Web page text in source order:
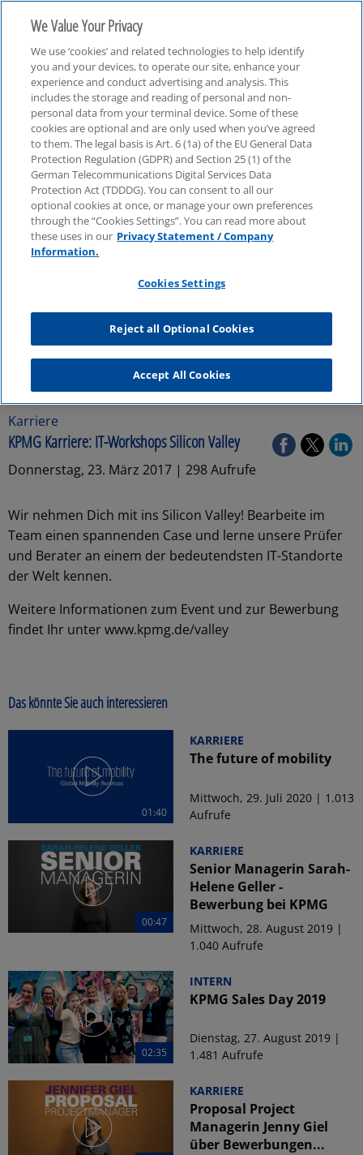
Karriere
Karriere
KPMG Karriere: IT-Workshops Silicon Valley
Donnerstag, 23. März 2017 | 298 Aufrufe
Wir nehmen Dich mit ins Silicon Valley! Bearbeite im
Team einen spannenden Case und lerne unsere Prüfer
und Berater an einem der bedeutendsten IT-Standorte
der Welt kennen.
Weitere Informationen zum Event und zur Bewerbung
findet Ihr unter www.kpmg.de/valley
Das könnte Sie auch interessieren
01:40
KARRIERE
The future of mobility
Mittwoch, 29. Juli 2020 | 1.013
Aufrufe
00:47
KARRIERE
Senior Managerin Sarah-
Helene Geller -
Bewerbung bei KPMG
Mittwoch, 28. August 2019 |
1.040 Aufrufe
02:35
INTERN
KPMG Sales Day 2019
Dienstag, 27. August 2019 |
1.481 Aufrufe
KARRIERE
Proposal Project
Managerin Jenny Giel
über Bewerbungen...
We Value Your Privacy
We use ‘cookies’ and related technologies to help identify
you and your devices, to operate our site, enhance your
experience and conduct advertising and analysis. This
includes the storage and reading of personal and non-
personal data from your terminal device. Some of these
cookies are optional and are only used when you’ve agreed
to them. The legal basis is Art. 6 (1a) of the EU General Data
Protection Regulation (GDPR) and Section 25 (1) of the
German Telecommunications Digital Services Data
Protection Act (TDDDG). You can consent to all our
optional cookies at once, or manage your own preferences
through the “Cookies Settings”. You can read more about
these uses in our Privacy Statement / Company
Information.
Cookies Settings
Reject all Optional Cookies
Accept All Cookies